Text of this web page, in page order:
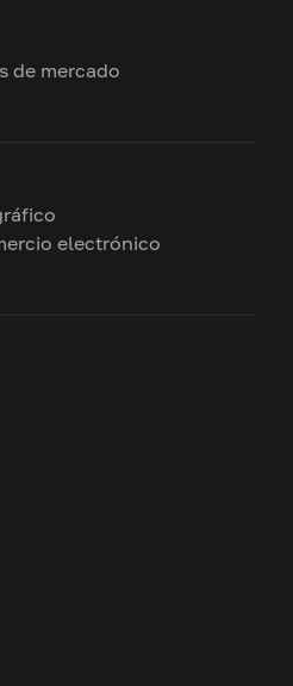
de mercado
electrónico